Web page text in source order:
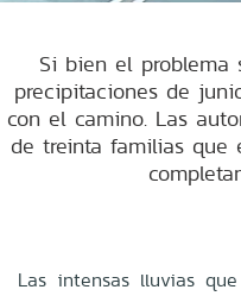
Si bien el problema
precipitaciones de
con el camino. Las
de treinta familias que
Las intensas lluvias